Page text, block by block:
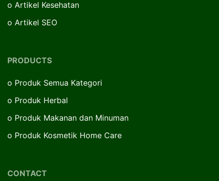
o Artikel Kesehatan
o Artikel SEO
PRODUCTS
o Produk Semua Kategori
o Produk Herbal
o Produk Makanan dan Minuman
o Produk Kosmetik Home Care
CONTACT